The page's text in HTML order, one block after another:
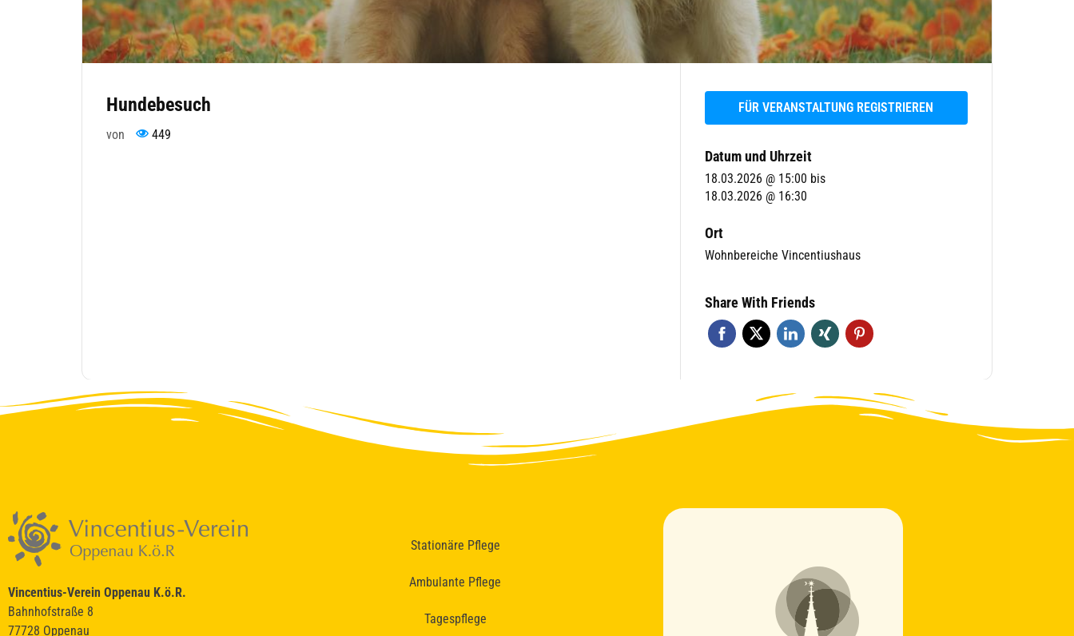
Hundebesuch
von 449
FÜR VERANSTALTUNG REGISTRIEREN
Datum und Uhrzeit
18.03.2026 @ 15:00 bis
18.03.2026 @ 16:30
Ort
Wohnbereiche Vincentiushaus
Share With Friends
Vincentius-Verein Oppenau K.ö.R.
Bahnhofstraße 8
77728 Oppenau
Stationäre Pflege
Ambulante Pflege
Tagespflege
Online